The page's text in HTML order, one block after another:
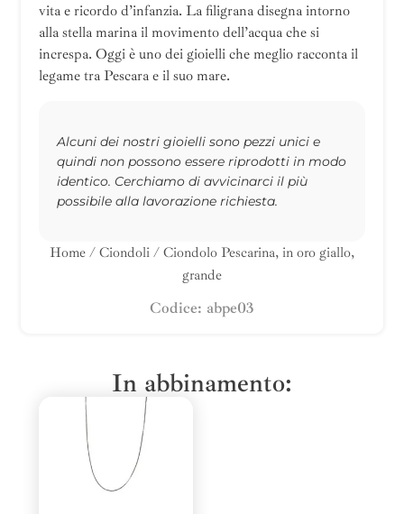
vita e ricordo d’infanzia. La filigrana disegna intorno
alla stella marina il movimento dell’acqua che si
increspa. Oggi è uno dei gioielli che meglio racconta il
legame tra Pescara e il suo mare.
Alcuni dei nostri gioielli sono pezzi unici e
quindi non possono essere riprodotti in modo
identico. Cerchiamo di avvicinarci il più
possibile alla lavorazione richiesta.
Home / Ciondoli / Ciondolo Pescarina, in oro giallo,
grande
Codice: abpe03
In abbinamento: